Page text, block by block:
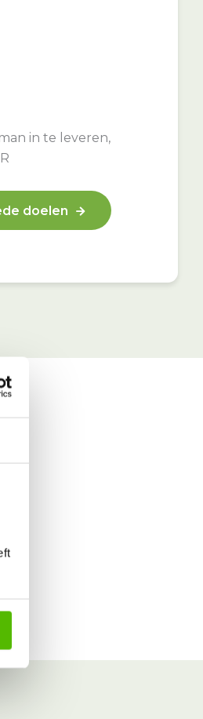
in te leveren,
doelen